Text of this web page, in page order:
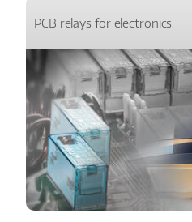
PCB relays for electronics